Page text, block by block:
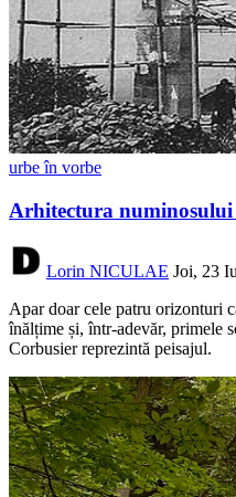
urbe în vorbe
Arhitectura numinosului
Lorin NICULAE Joi, 23
Apar doar cele patru orizonturi
înălțime și, într-adevăr, primele
Corbusier reprezintă peisajul.